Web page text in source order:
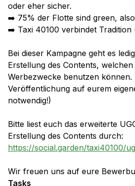
oder eher sicher.
➡️ 75% der Flotte sind green,
➡️ Taxi 40100 verbindet Tradition
Bei dieser Kampagne geht es
Erstellung des Contents,
Werbezwecke benutzen können.
Veröffentlichung auf eurem
notwendig!)
Bitte liest euch das erweiterte
Erstellung des Contents durch:
https://social.garden/taxi40100/
Wir freuen uns auf eure
Tasks